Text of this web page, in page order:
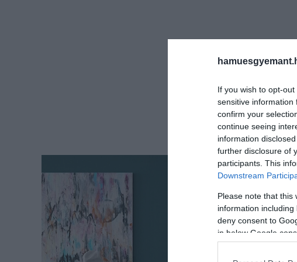
If you wish to opt-
sensitive information
confirm your
continue seeing
information
further disclosure of
participants. This
Downstream
Please note that this
information
deny consent to
in below Google